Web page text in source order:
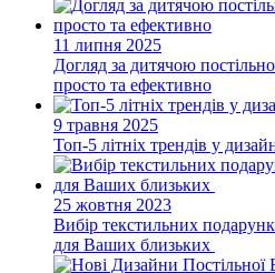
11 липня 2025
Догляд за дитячою
просто та ефективно
9 травня 2025
Топ-5 літніх трендів у
25 жовтня 2023
Вибір текстильних
для Ваших близьких